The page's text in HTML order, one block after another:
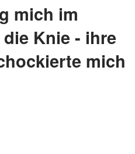
mich im
Knie - ihre
mich